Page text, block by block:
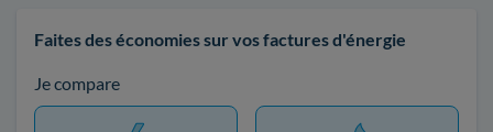
Faites des économies sur vos factures d'énergie
Je compare